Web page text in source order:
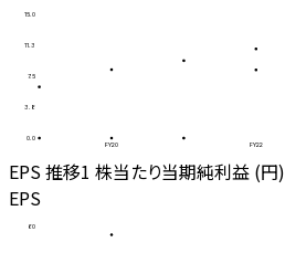
0.0
3.8
7.5
11.3
15.0
FY20 FY22
EPS 推移1 株当たり当期純利益 (円)
EPS
60